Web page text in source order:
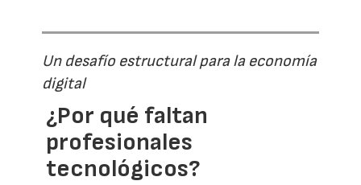
Un desafío estructural para la economía
digital
¿Por qué faltan
profesionales
tecnológicos?